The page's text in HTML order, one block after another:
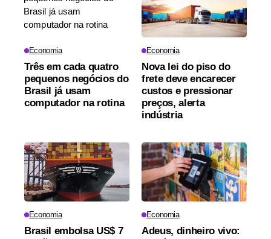
Economia
Três em cada quatro
pequenos negócios do
Brasil já usam
computador na rotina
Economia
Nova lei do piso do
frete deve encarecer
custos e pressionar
preços, alerta
indústria
Economia
Brasil embolsa US$ 7
Economia
Adeus, dinheiro vivo: